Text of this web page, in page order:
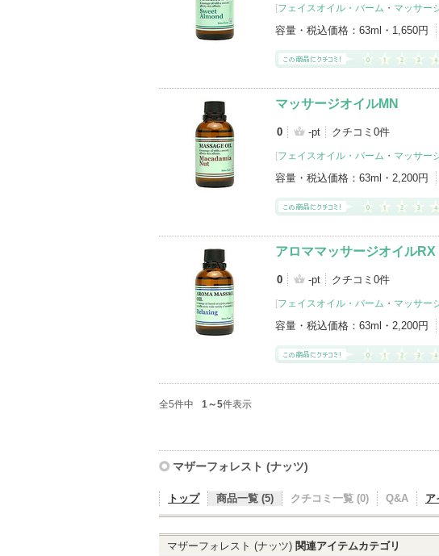
[フェイスオイル・バーム ・ マッサー
容量・税込価格： 63ml・1,650円
マッサージオイルMN
0 -pt クチコミ0件
[フェイスオイル・バーム ・ マッサー
容量・税込価格： 63ml・2,200円
アロママッサージオイルRX
0 -pt クチコミ0件
[フェイスオイル・バーム ・ マッサー
容量・税込価格： 63ml・2,200円
全5件中 1～5件表示
マザーフォレスト (ナッツ)
トップ 商品一覧 (5) クチコミ一覧 (0) Q&A ア
マザーフォレスト (ナッツ) 関連アイテムカテゴリ